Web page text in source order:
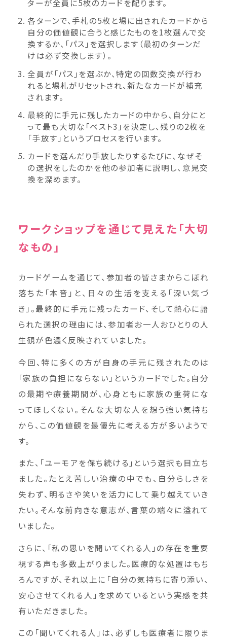
ターが全員に5枚のカードを配ります。
各ターンで、手札の5枚と場に出されたカードから
自分の価値観に合うと感じたものを1枚選んで交
換するか、「パス」を選択します（最初のターンだ
けは必ず交換します）。
全員が「パス」を選ぶか、特定の回数交換が行わ
れると場札がリセットされ、新たなカードが補充
されます。
最終的に手元に残したカードの中から、自分にと
って最も大切な「ベスト3」を決定し、残りの2枚を
「手放す」というプロセスを行います。
カードを選んだり手放したりするたびに、なぜそ
の選択をしたのかを他の参加者に説明し、意見交
換を深めます。
ワークショップを通じて見えた「大切
なもの」
カードゲームを通じて、参加者の皆さまからこぼれ
落ちた「本音」と、日々の生活を支える「深い気づ
き」。最終的に手元に残ったカード、そして熱心に語
られた選択の理由には、参加者お一人おひとりの人
生観が色濃く反映されていました。
今回、特に多くの方が自身の手元に残されたのは
「家族の負担にならない」というカードでした。自分
の最期や療養期間が、心身ともに家族の重荷にな
ってほしくない。そんな大切な人を想う強い気持ち
から、この価値観を最優先に考える方が多いようで
す。
また、「ユーモアを保ち続ける」という選択も目立ち
ました。たとえ苦しい治療の中でも、自分らしさを
失わず、明るさや笑いを活力にして乗り越えていき
たい。そんな前向きな意志が、言葉の端々に溢れて
いました。
さらに、「私の思いを聞いてくれる人」の存在を重要
視する声も多数上がりました。医療的な処置はもち
ろんですが、それ以上に「自分の気持ちに寄り添い、
安心させてくれる人」を求めているという実感を共
有いただきました。
この「聞いてくれる人」は、必ずしも医療者に限りま